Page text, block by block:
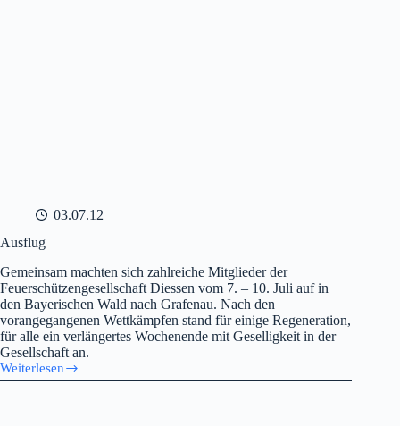
03.07.12
Ausflug
Gemeinsam machten sich zahlreiche Mitglieder der
Feuerschützengesellschaft Diessen vom 7. – 10. Juli auf in
den Bayerischen Wald nach Grafenau. Nach den
vorangegangenen Wettkämpfen stand für einige Regeneration,
für alle ein verlängertes Wochenende mit Geselligkeit in der
Gesellschaft an.
Weiterlesen
Ausflug